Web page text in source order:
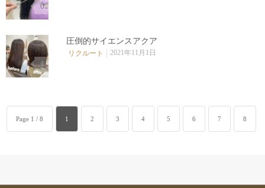
0
0
圧倒的サイエンスアクア
リクルート 2021年11月1日
Page 1 / 8 1 2 3 4 5 6 7 8